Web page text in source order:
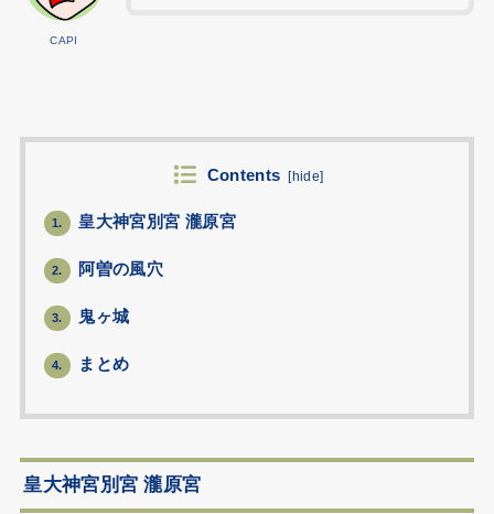
CAPI
Contents [hide]
1. 皇大神宮別宮 瀧原宮
2. 阿曽の風穴
3. 鬼ヶ城
4. まとめ
皇大神宮別宮 瀧原宮